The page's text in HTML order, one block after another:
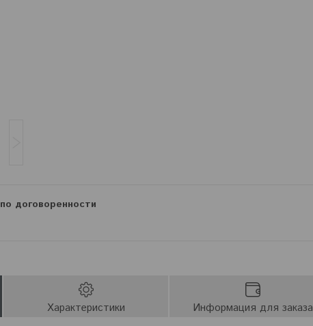
по договоренности
Характеристики Информация для заказа